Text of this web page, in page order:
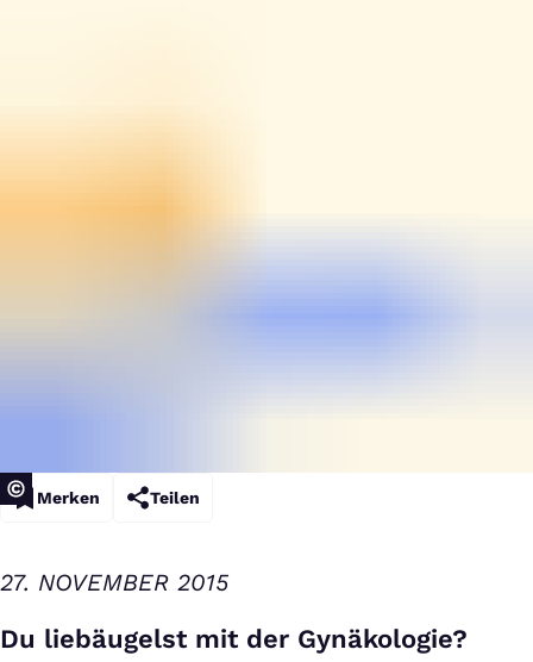
Merken Teilen
27. NOVEMBER 2015
Du liebäugelst mit der Gynäkologie?